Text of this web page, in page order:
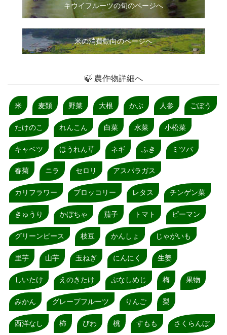
キウイフルーツの旬のページへ
米の消費動向のページへ
🍃 農作物詳細へ
米 麦類 野菜 大根 かぶ 人参 ごぼう
たけのこ れんこん 白菜 水菜 小松菜
キャベツ ほうれん草 ネギ ふき ミツバ
春菊 ニラ セロリ アスパラガス
カリフラワー ブロッコリー レタス チンゲン菜
きゅうり かぼちゃ 茄子 トマト ピーマン
グリーンピース 枝豆 かんしょ じゃがいも
里芋 山芋 玉ねぎ にんにく 生姜
しいたけ えのきたけ ぶなしめじ 梅 果物
みかん グレープフルーツ りんご 梨
西洋なし 柿 びわ 桃 すもも さくらんぼ